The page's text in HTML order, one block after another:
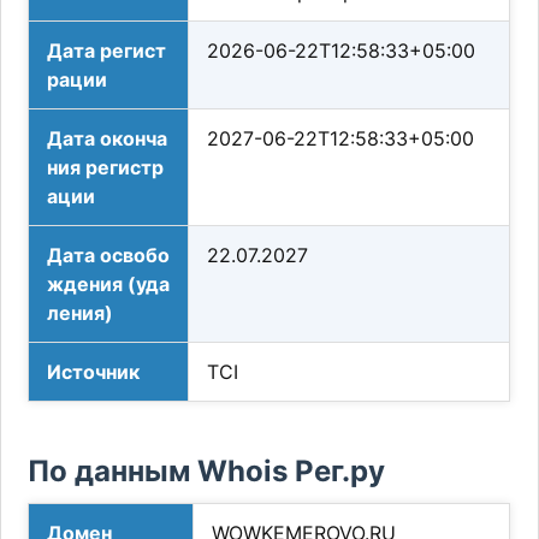
Дата регист
рации
2026-06-22T12:58:33+05:00
Дата оконча
ния регистр
ации
2027-06-22T12:58:33+05:00
Дата освобо
ждения (уда
ления)
22.07.2027
Источник TCI
По данным Whois Рег.ру
Домен WOWKEMEROVO.RU